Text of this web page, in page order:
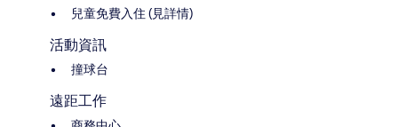
兒童免費入住 (見詳情)
活動資訊
撞球台
遠距工作